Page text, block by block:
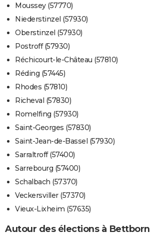
Moussey (57770)
Niederstinzel (57930)
Oberstinzel (57930)
Postroff (57930)
Réchicourt-le-Château (57810)
Réding (57445)
Rhodes (57810)
Richeval (57830)
Romelfing (57930)
Saint-Georges (57830)
Saint-Jean-de-Bassel (57930)
Sarraltroff (57400)
Sarrebourg (57400)
Schalbach (57370)
Veckersviller (57370)
Vieux-Lixheim (57635)
Autour des élections à Bettborn